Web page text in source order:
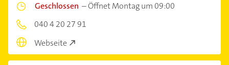
Geschlossen –Öffnet Montag um 09:00
040 4 20 27 91
Webseite